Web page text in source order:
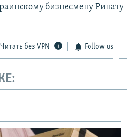
бизнесмену Ринату
Читать без VPN Follow us